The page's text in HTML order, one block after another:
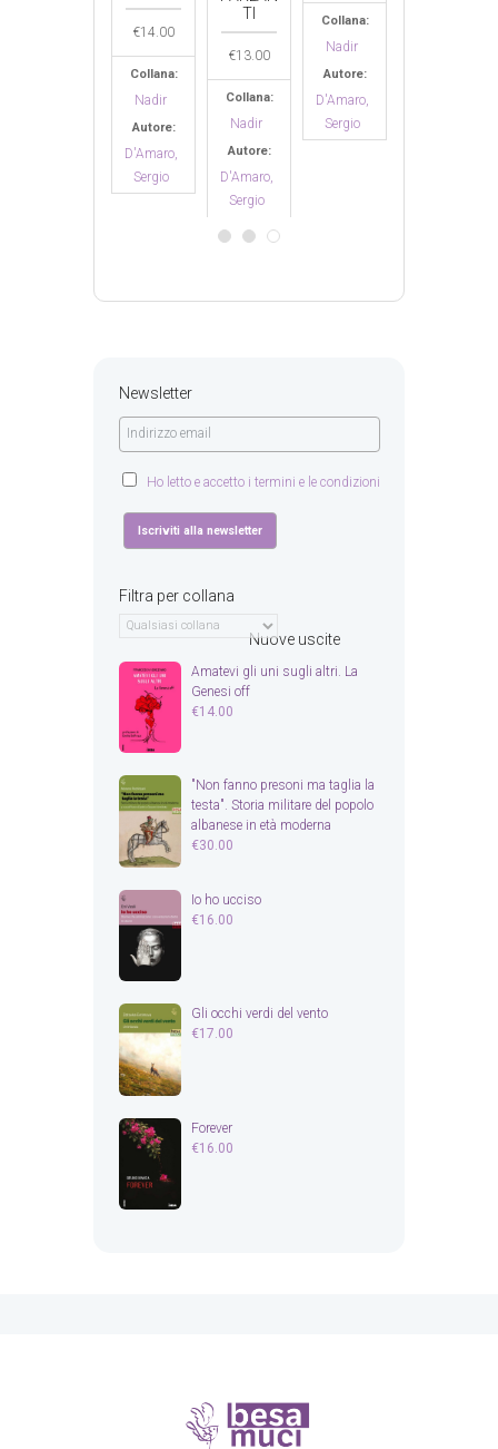
€14.00
Collana:
Nadir
Autore:
D'Amaro,
Sergio
TI
€13.00
Collana:
Nadir
Autore:
D'Amaro,
Sergio
Collana:
Nadir
Autore:
D'Amaro,
Sergio
Newsletter
Ho letto e accetto i termini e le condizioni
Filtra per collana
Nuove uscite
Amatevi gli uni sugli altri. La
Genesi off
€14.00
"Non fanno presoni ma taglia la
testa". Storia militare del popolo
albanese in età moderna
€30.00
Io ho ucciso
€16.00
Gli occhi verdi del vento
€17.00
Forever
€16.00